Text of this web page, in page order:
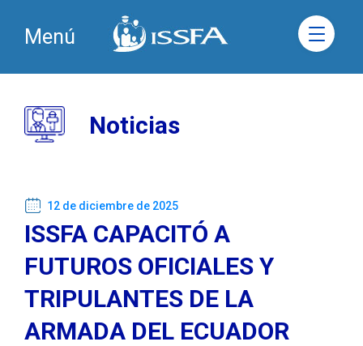
Menú
Noticias
12 de diciembre de 2025
ISSFA CAPACITÓ A
FUTUROS OFICIALES Y
TRIPULANTES DE LA
ARMADA DEL ECUADOR